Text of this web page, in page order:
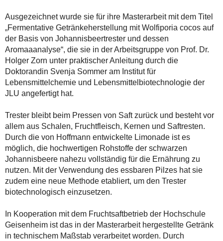
Ausgezeichnet wurde sie für ihre Masterarbeit mit dem Titel
„Fermentative Getränkeherstellung mit Wolfiporia cocos auf
der Basis von Johannisbeertrester und dessen
Aromaaanalyse“, die sie in der Arbeitsgruppe von Prof. Dr.
Holger Zorn unter praktischer Anleitung durch die
Doktorandin Svenja Sommer am Institut für
Lebensmittelchemie und Lebensmittelbiotechnologie der
JLU angefertigt hat.
Trester bleibt beim Pressen von Saft zurück und besteht vor
allem aus Schalen, Fruchtfleisch, Kernen und Saftresten.
Durch die von Hoffmann entwickelte Limonade ist es
möglich, die hochwertigen Rohstoffe der schwarzen
Johannisbeere nahezu vollständig für die Ernährung zu
nutzen. Mit der Verwendung des essbaren Pilzes hat sie
zudem eine neue Methode etabliert, um den Trester
biotechnologisch einzusetzen.
In Kooperation mit dem Fruchtsaftbetrieb der Hochschule
Geisenheim ist das in der Masterarbeit hergestellte Getränk
in technischem Maßstab verarbeitet worden. Durch